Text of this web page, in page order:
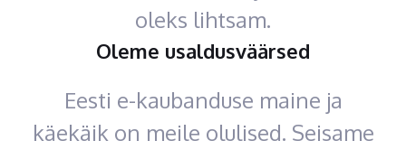
oleks lihtsam.
Oleme usaldusväärsed
Eesti e-kaubanduse maine ja
käekäik on meile olulised. Seisame